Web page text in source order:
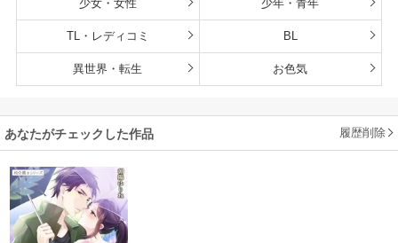
少女・女性 少年・青年
TL・レディコミ BL
異世界・転生 お色気
あなたがチェックした作品 履歴削除